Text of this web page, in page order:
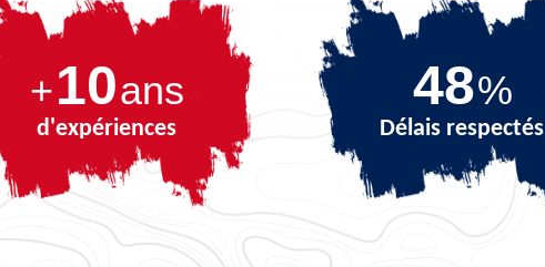
+10ans
d'expériences
68%
Délais respectés